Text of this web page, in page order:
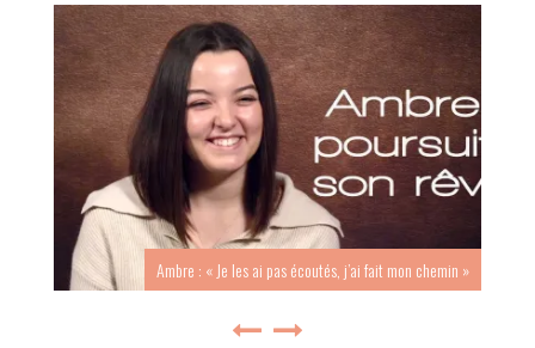
Ambre : « Je les ai pas écoutés, j’ai fait mon chemin »